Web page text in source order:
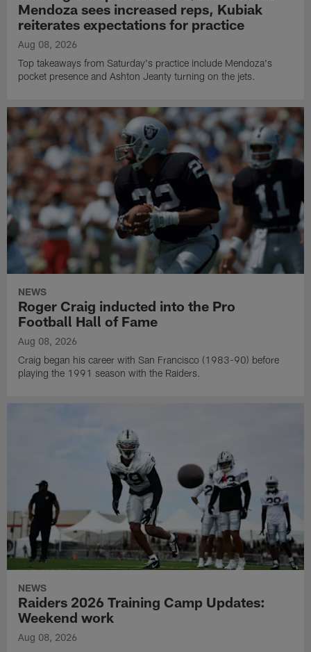
Mendoza sees increased reps, Kubiak
reiterates expectations for practice
Aug 08, 2026
Top takeaways from Saturday's practice include Mendoza's
pocket presence and Ashton Jeanty turning on the jets.
NEWS
Roger Craig inducted into the Pro
Football Hall of Fame
Aug 08, 2026
Craig began his career with San Francisco (1983-90) before
playing the 1991 season with the Raiders.
NEWS
Raiders 2026 Training Camp Updates:
Weekend work
Aug 08, 2026